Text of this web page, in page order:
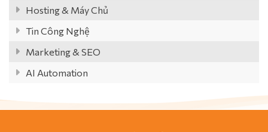
Hosting & Máy Chủ
Tin Công Nghệ
Marketing & SEO
AI Automation